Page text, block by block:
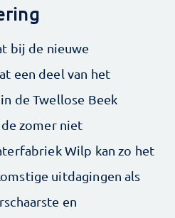
bij de nieuwe
een deel van het
de Twellose Beek
zomer niet
Wilp kan zo het
uitdagingen als
en